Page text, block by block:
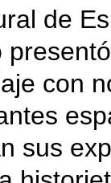
de
con
sus